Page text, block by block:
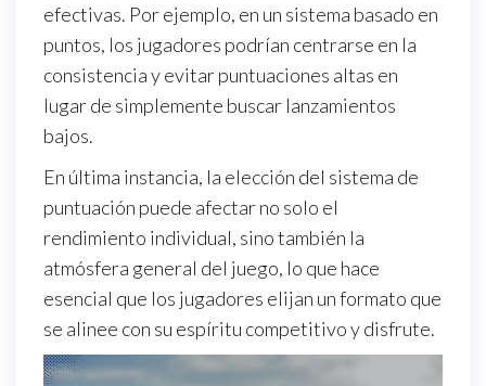
efectivas. Por ejemplo, en un sistema basado en
puntos, los jugadores podrían centrarse en la
consistencia y evitar puntuaciones altas en
lugar de simplemente buscar lanzamientos
bajos.
En última instancia, la elección del sistema de
puntuación puede afectar no solo el
rendimiento individual, sino también la
atmósfera general del juego, lo que hace
esencial que los jugadores elijan un formato que
se alinee con su espíritu competitivo y disfrute.